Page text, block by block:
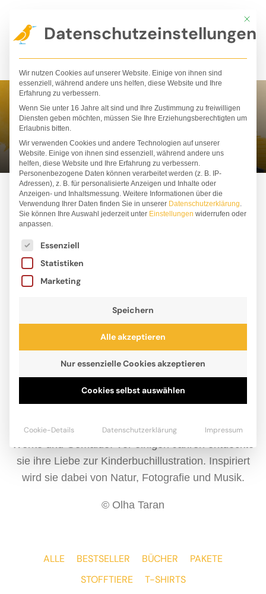
Inhalt
springen
Olha Taran
Olha Taran ist Künstlerin. Sie stammt aus der Stadt
Atelier besaß. Dort schuf sie auf traditionelle Weise
Werke und Gemälde. Vor einigen Jahren entdeckte
sie ihre Liebe zur Kinderbuchillustration. Inspiriert
wird sie dabei von Natur, Fotografie und Musik.
© Olha Taran
ALLE BESTSELLER BÜCHER
PAKETE
STOFFTIERE
T-SHIRTS
Mit
Datenschutzeinstellungen
Wir nutzen Cookies auf unserer Website. Einige von ihnen sind
essenziell, während andere uns helfen, diese Website und Ihre
Erfahrung zu verbessern.
Wenn Sie unter 16 Jahre alt sind und Ihre Zustimmung zu freiwilligen
Diensten geben möchten, müssen Sie Ihre Erziehungsberechtigten um
Erlaubnis bitten.
Wir verwenden Cookies und andere Technologien auf unserer
Website. Einige von ihnen sind essenziell, während andere uns
helfen, diese Website und Ihre Erfahrung zu verbessern.
Personenbezogene Daten können verarbeitet werden (z. B. IP-
Adressen), z. B. für personalisierte Anzeigen und Inhalte oder
Anzeigen- und Inhaltsmessung. Weitere Informationen über die
Verwendung Ihrer Daten finden Sie in unserer Datenschutzerklärung.
Sie können Ihre Auswahl jederzeit unter Einstellungen widerrufen oder
anpassen.
Es folgt eine Liste der Service-Gruppen, für die
Essenziell
Statistiken
Marketing
Speichern
Alle akzeptieren
Nur essenzielle Cookies akzeptieren
Cookies selbst auswählen
Cookie-Details Datenschutzerklärung Impressum